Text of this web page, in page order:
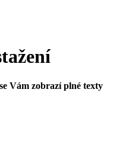
Vám zobrazí plné texty